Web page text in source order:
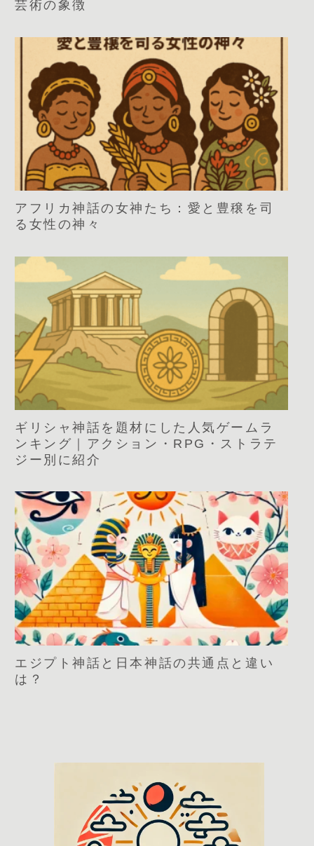
芸術の象徴
アフリカ神話の女神たち：愛と豊穣を司
る女性の神々
ギリシャ神話を題材にした人気ゲームラ
ンキング｜アクション・RPG・ストラテ
ジー別に紹介
エジプト神話と日本神話の共通点と違い
は？